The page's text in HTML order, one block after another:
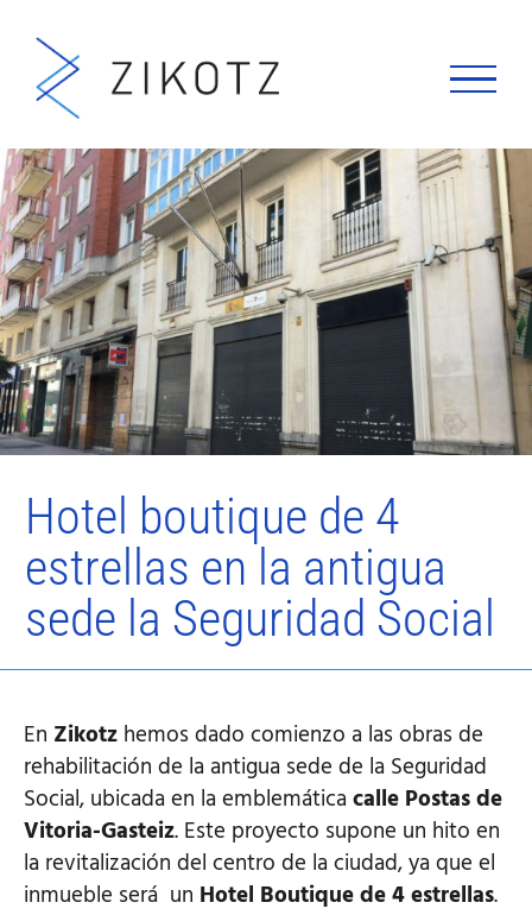
contenido
Hotel boutique de 4
estrellas en la antigua
sede la Seguridad Social
En Zikotz hemos dado comienzo a las obras de
rehabilitación de la antigua sede de la Seguridad
Social, ubicada en la emblemática calle Postas de
Vitoria-Gasteiz. Este proyecto supone un hito en
la revitalización del centro de la ciudad, ya que el
inmueble será un Hotel Boutique de 4 estrellas.